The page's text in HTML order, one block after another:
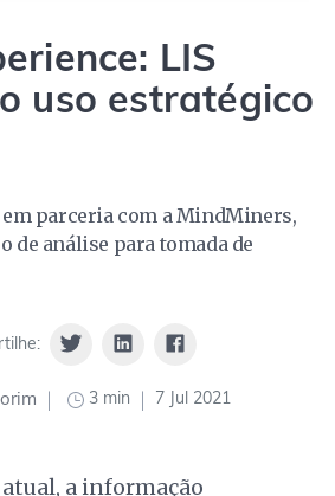
LIS
uso estratégico
em parceria com a MindMiners,
de análise para tomada de
3 min 7 Jul 2021
a informação